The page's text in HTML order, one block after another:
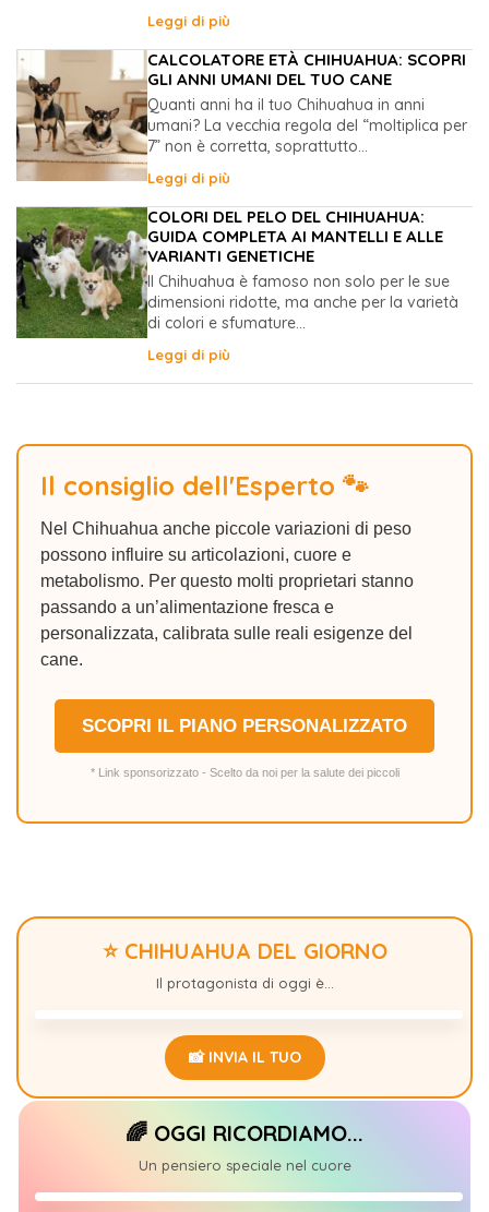
Leggi di più
CALCOLATORE ETÀ CHIHUAHUA: SCOPRI
GLI ANNI UMANI DEL TUO CANE
Quanti anni ha il tuo Chihuahua in anni
umani? La vecchia regola del “moltiplica per
7” non è corretta, soprattutto...
Leggi di più
COLORI DEL PELO DEL CHIHUAHUA:
GUIDA COMPLETA AI MANTELLI E ALLE
VARIANTI GENETICHE
Il Chihuahua è famoso non solo per le sue
dimensioni ridotte, ma anche per la varietà
di colori e sfumature...
Leggi di più
Il consiglio dell'Esperto 🐾
Nel Chihuahua anche piccole variazioni di peso
possono influire su articolazioni, cuore e
metabolismo. Per questo molti proprietari stanno
passando a un’alimentazione fresca e
personalizzata, calibrata sulle reali esigenze del
cane.
SCOPRI IL PIANO PERSONALIZZATO
* Link sponsorizzato - Scelto da noi per la salute dei piccoli
⭐ CHIHUAHUA DEL GIORNO
Il protagonista di oggi è...
📸 INVIA IL TUO
🌈 OGGI RICORDIAMO...
Un pensiero speciale nel cuore